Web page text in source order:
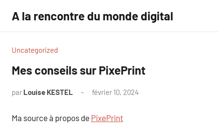
contenu
A la rencontre du monde digital
Uncategorized
Mes conseils sur PixePrint
par Louise KESTEL février 10, 2024
Ma source à propos de PixePrint